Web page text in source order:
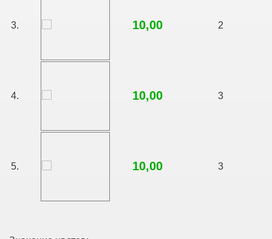
3. 10,00 2
4. 10,00 3
5. 10,00 3